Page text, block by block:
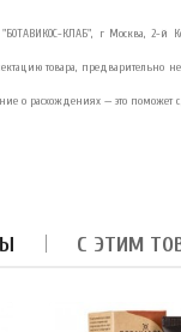
"БОТАВИКОС-КЛАБ", г Москва, 2-
товара, предварительно
о расхождениях — это поможет
С ЭТИМ